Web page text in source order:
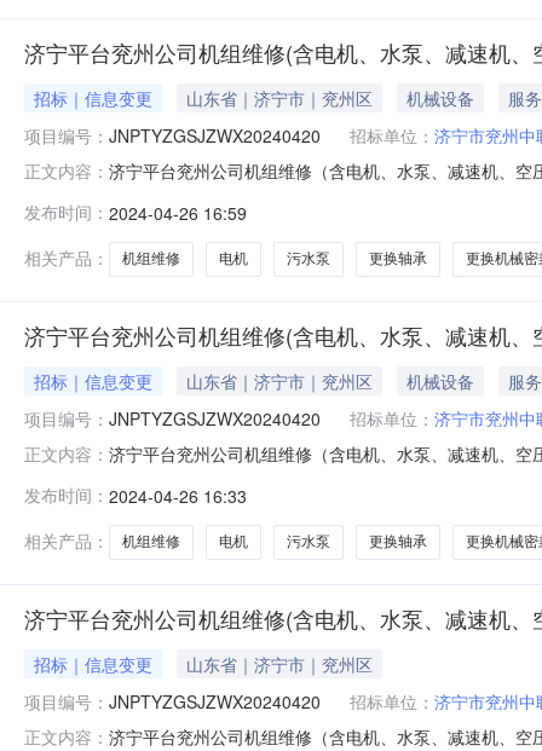
济宁平台兖州公司机组维修(含电机、水泵、减速机
招标｜信息变更 山东省｜济宁市｜兖州区 机械设备
服务
项目编号： JNPTYZGSJZWX20240420 招标单位： 济宁市兖州
正文内容： 济宁平台兖州公司机组维修（含电机、水泵、减速机、
线包125W台6（哈尔滨）">更换轴承（哈尔滨）
发布时间： 2024-04-26 16:59
相关产品：
机组维修 电机 污水泵 更换轴承 更换机械密
济宁平台兖州公司机组维修(含电机、水泵、减速机、
招标｜信息变更 山东省｜济宁市｜兖州区 机械设备
服务
项目编号： JNPTYZGSJZWX20240420 招标单位： 济宁市兖州
正文内容： 济宁平台兖州公司机组维修（含电机、水泵、减速机、
机、滚筒、减速机维修保养设备安装维修资质2、有近两
需方生产部门对本项目
发布时间： 2024-04-26 16:33
相关产品：
机组维修 电机 污水泵 更换轴承 更换机械密
济宁平台兖州公司机组维修(含电机、水泵、减速机
招标｜信息变更
山东省｜济宁市｜兖州区
项目编号： JNPTYZGSJZWX20240420 招标单位： 济宁市兖州
正文内容： 济宁平台兖州公司机组维修（含电机、水泵、减速机、